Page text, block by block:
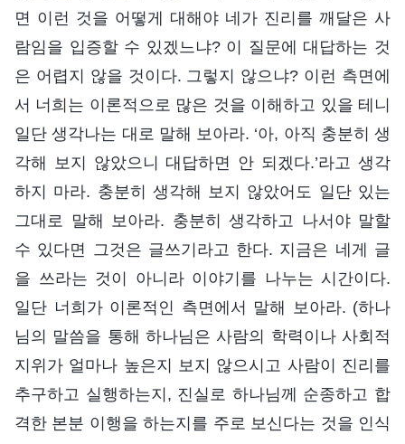
면 이런 것을 어떻게 대해야 네가 진리를 깨달은 사
람임을 입증할 수 있겠느냐? 이 질문에 대답하는 것
은 어렵지 않을 것이다. 그렇지 않으냐? 이런 측면에
서 너희는 이론적으로 많은 것을 이해하고 있을 테니
일단 생각나는 대로 말해 보아라. ‘아, 아직 충분히 생
각해 보지 않았으니 대답하면 안 되겠다.’라고 생각
하지 마라. 충분히 생각해 보지 않았어도 일단 있는
그대로 말해 보아라. 충분히 생각하고 나서야 말할
수 있다면 그것은 글쓰기라고 한다. 지금은 네게 글
을 쓰라는 것이 아니라 이야기를 나누는 시간이다.
일단 너희가 이론적인 측면에서 말해 보아라. (하나
님의 말씀을 통해 하나님은 사람의 학력이나 사회적
지위가 얼마나 높은지 보지 않으시고 사람이 진리를
추구하고 실행하는지, 진실로 하나님께 순종하고 합
격한 본분 이행을 하는지를 주로 보신다는 것을 인식